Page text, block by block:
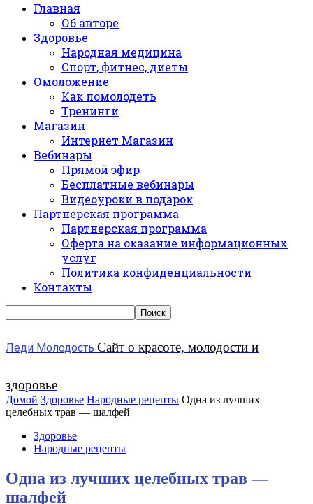
Главная
Об авторе
Здоровье
Народная медицина
Спорт, фитнес, диеты
Омоложение
Как помолодеть
Тренинги
Магазин
Интернет Магазин
Вебинары
Прямой эфир
Бесплатные вебинары
Видеоуроки в подарок
Партнерская программа
Партнерская программа
Оферта на оказание информационных
услуг
Политика конфиденциальности
Контакты
Леди Молодость Сайт о красоте, молодости и
здоровье
Домой Здоровье Народные рецепты Одна из лучших
целебных трав — шалфей
Здоровье
Народные рецепты
Одна из лучших целебных трав —
шалфей